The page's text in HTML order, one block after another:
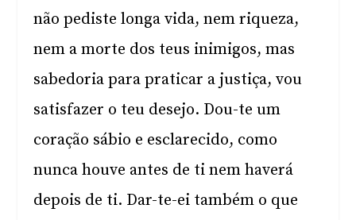
não pediste longa vida, nem riqueza,
nem a morte dos teus inimigos, mas
sabedoria para praticar a justiça, vou
satisfazer o teu desejo. Dou-te um
coração sábio e esclarecido, como
nunca houve antes de ti nem haverá
depois de ti. Dar-te-ei também o que